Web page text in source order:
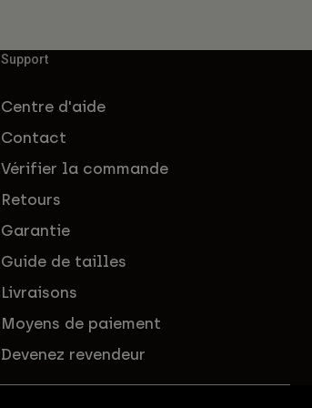
Support
Centre d'aide
Contact
Vérifier la commande
Retours
Garantie
Guide de tailles
Livraisons
Moyens de paiement
Devenez revendeur